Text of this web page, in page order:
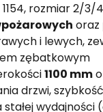
rozmiar 2/3/4
oraz
i lewych,
zębatkowym
1100 mm
drzwi,